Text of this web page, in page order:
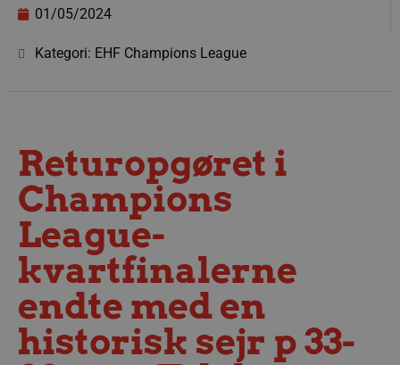
01/05/2024
Kategori: EHF Champions League
Returopgøret i
Champions
League-
kvartfinalerne
endte med en
historisk sejr p 33-